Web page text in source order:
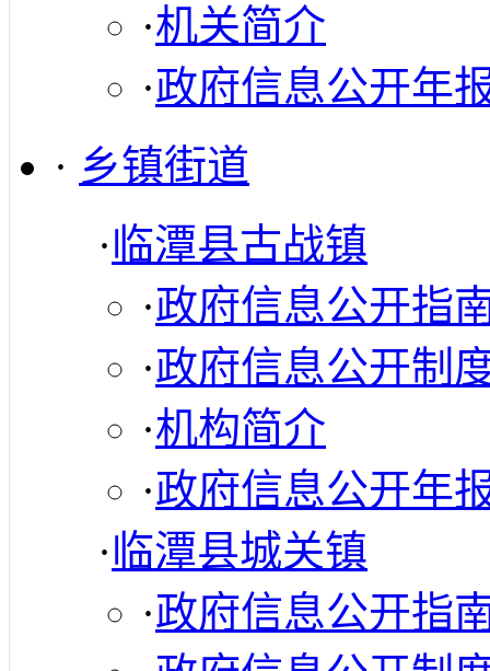
·机关简介
·政府信息公开年
· 乡镇街道
·临潭县古战镇
·政府信息公开指
·政府信息公开制
·机构简介
·政府信息公开年
·临潭县城关镇
·政府信息公开指